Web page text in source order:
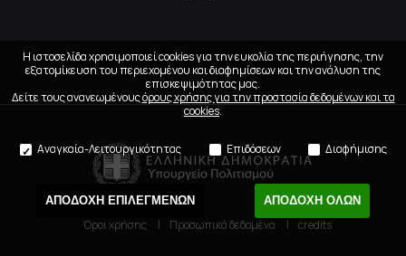
Όροι χρήσης Προσωπικά δεδομένα credits
Η ιστοσελίδα χρησιμοποιεί cookies για την ευκολία της περιήγησης, την
εξατομίκευση του περιεχομένου και διαφημίσεων και την ανάλυση της
επισκεψιμότητας μας.
Δείτε τους ανανεωμένουςόρους χρήσης για την προστασία δεδομένων και τα
cookies.
Αναγκαία-Λειτουργικότητας Επιδόσεων Διαφήμισης
ΑΠΟΔΟΧΗ ΕΠΙΛΕΓΜΕΝΩΝ ΑΠΟΔΟΧΗ ΟΛΩΝ